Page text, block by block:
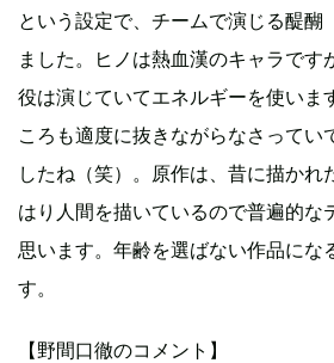
という設定で、チームで演じる醍醐
ました。ヒノは熱血漢のキャラです
役は演じていてエネルギーを使いま
ころも適度に抜きながらなさってい
したね（笑）。原作は、昔に描かれ
はり人間を描いているので普遍的な
思います。年齢を選ばない作品にな
す。
【野間口徹のコメント】